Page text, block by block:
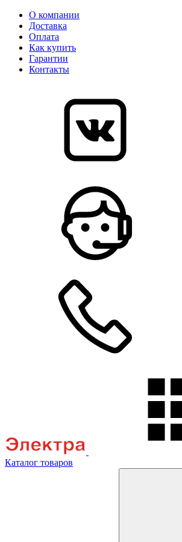
О компании
Доставка
Оплата
Как купить
Гарантии
Контакты
Каталог товаров